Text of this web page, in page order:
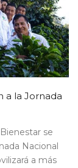
a la Jornada
se
Nacional
a más